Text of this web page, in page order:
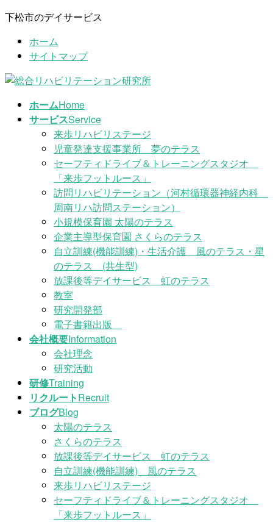
コ
ツ
ナ
シ
下松市のデイサービス
ホーム
サイトマップ
ホームHome
サービスService
来歩リハビリステージ
児童発達支援事業所 夢のテラス
セーフティドライブ＆トレーニングスタジオ
「来歩フットルース」
訪問リハビリテーション（河村循環器神経内科
周南リハ訪問ステーション）
小規模保育園 太陽のテラス
企業主導型保育園 さくらのテラス
自立訓練(機能訓練)・生活介護 風のテラス・星
のテラス (共生型)
放課後等デイサービス 虹のテラス
教室
研究開発部
電子書籍出版
会社概要Information
会社理念
研究活動
研修Training
リクルートRecruit
ブログBlog
太陽のテラス
さくらのテラス
放課後等デイサービス 虹のテラス
自立訓練(機能訓練) 風のテラス
来歩リハビリステージ
セーフティドライブ＆トレーニングスタジオ
「来歩フットルース」